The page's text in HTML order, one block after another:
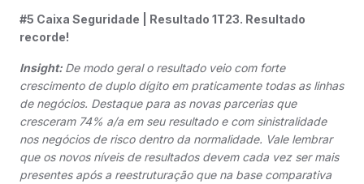
#5 Caixa Seguridade | Resultado 1T23. Resultado
recorde!
Insight: De modo geral o resultado veio com forte
crescimento de duplo dígito em praticamente todas as linhas
de negócios. Destaque para as novas parcerias que
cresceram 74% a/a em seu resultado e com sinistralidade
nos negócios de risco dentro da normalidade. Vale lembrar
que os novos níveis de resultados devem cada vez ser mais
presentes após a reestruturação que na base comparativa